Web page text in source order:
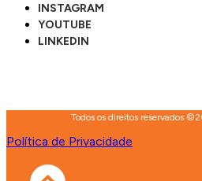
INSTAGRAM
YOUTUBE
LINKEDIN
Todos os direitos reservados
Política de Privacidade